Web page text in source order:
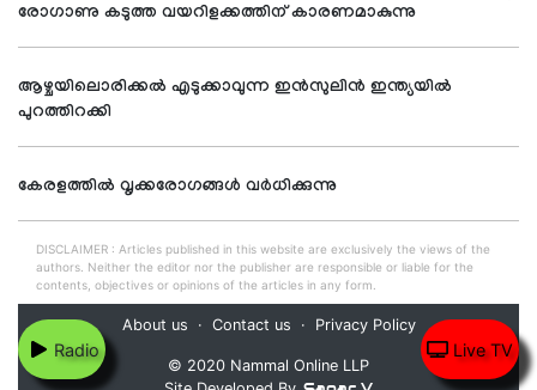
Radio Live TV
രോഗാണു കടുത്ത വയറിളക്കത്തിന് കാരണമാകുന്നു
ആഴ്ചയിലൊരിക്കല്‍ എടുക്കാവുന്ന ഇന്‍സുലിന്‍ ഇന്ത്യയില്‍
പുറത്തിറക്കി
കേരളത്തില്‍ വൃക്കരോഗങ്ങള്‍ വര്‍ധിക്കുന്നു
DISCLAIMER : Articles published in this website are exclusively the views of the
authors. Neither the editor nor the publisher are responsible or liable for the
contents, objectives or opinions of the articles in any form.
© 2020 Nammal Online LLP
About us Contact us Privacy Policy